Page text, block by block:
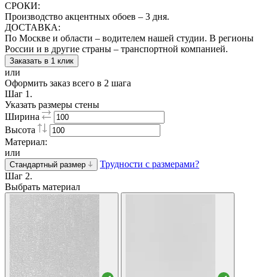
СРОКИ:
Производство акцентных обоев – 3 дня.
ДОСТАВКА:
По Москве и области – водителем нашей студии. В регионы
России и в другие страны – транспортной компанией.
Заказать в 1 клик
или
Оформить заказ всего в 2 шага
Шаг 1.
Указать размеры стены
Ширина
Высота
Материал:
или
Стандартный размер
Трудности с размерами?
Шаг 2.
Выбрать материал